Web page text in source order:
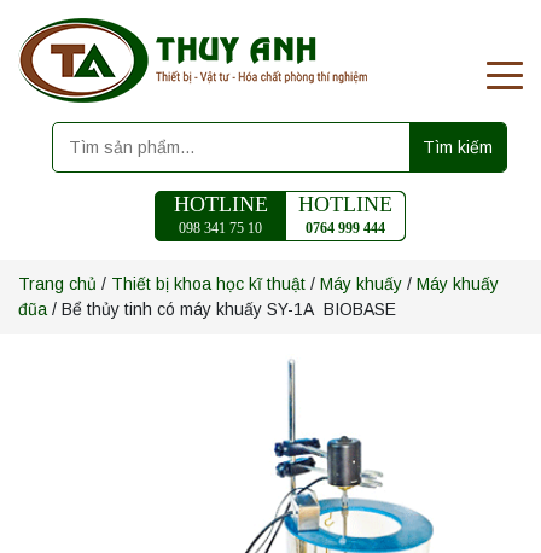
Tìm kiếm
HOTLINE
098 341 75 10
HOTLINE
0764 999 444
Trang chủ / Thiết bị khoa học kĩ thuật / Máy khuấy / Máy khuấy
đũa / Bể thủy tinh có máy khuấy SY-1A BIOBASE